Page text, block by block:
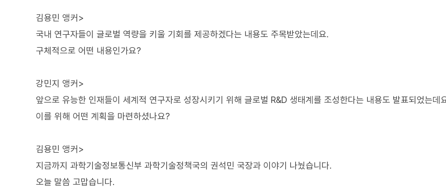
김용민 앵커>
국내 연구자들이 글로벌 역량을 키울 기회를 제공하겠다는 내용도 주목받았는데요.
구체적으로 어떤 내용인가요?
강민지 앵커>
앞으로 유능한 인재들이 세계적 연구자로 성장시키기 위해 글로벌 R&D 생태계를 조성한다는 내용도 발표되었는데
이를 위해 어떤 계획을 마련하셨나요?
김용민 앵커>
지금까지 과학기술정보통신부 과학기술정책국의 권석민 국장과 이야기 나눴습니다.
오늘 말씀 고맙습니다.